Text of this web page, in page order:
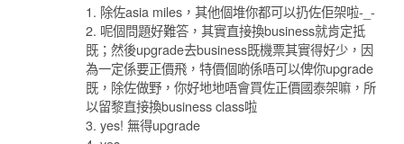
1. 除佐asia miles，其他個堆你都可以扔佐佢架啦-_-
2. 呢個問題好難答，其實直接換business就肯定抵
既；然後upgrade去business既機票其實得好少，因
為一定係要正價飛，特價個啲係唔可以俾你upgrade
既，除佐做野，你好地地唔會買佐正價國泰架嘛，所
以留黎直接換business class啦
3. yes! 無得upgrade